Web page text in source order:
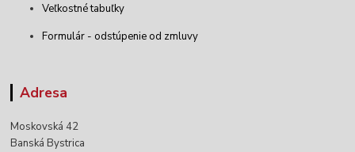
Veľkostné tabuľky
Formulár - odstúpenie od zmluvy
Adresa
Moskovská 42
Banská Bystrica